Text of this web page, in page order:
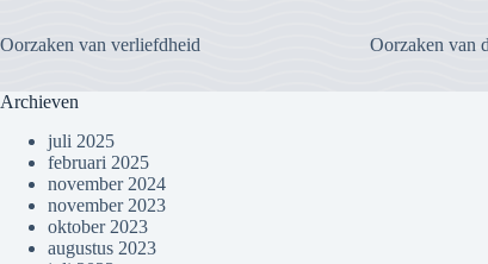
Oorzaken van verliefdheid Oorzaken van
Archieven
juli 2025
februari 2025
november 2024
november 2023
oktober 2023
augustus 2023